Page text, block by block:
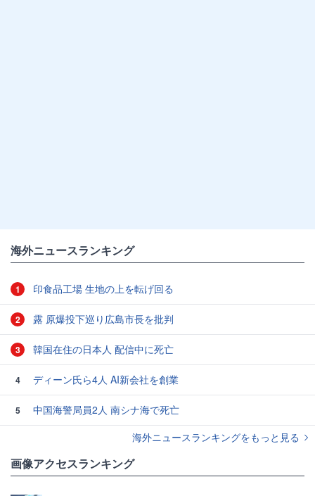
海外ニュースランキング
1 印食品工場 生地の上を転げ回る
2 露 原爆投下巡り広島市長を批判
3 韓国在住の日本人 配信中に死亡
4 ディーン氏ら4人 AI新会社を創業
5
中国海警局員2人 南シナ海で死亡
海外ニュースランキングをもっと見る
画像アクセスランキング